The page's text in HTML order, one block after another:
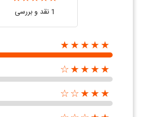
1 نقد و بررسی
★★★★★
★★★★☆
★★★☆☆